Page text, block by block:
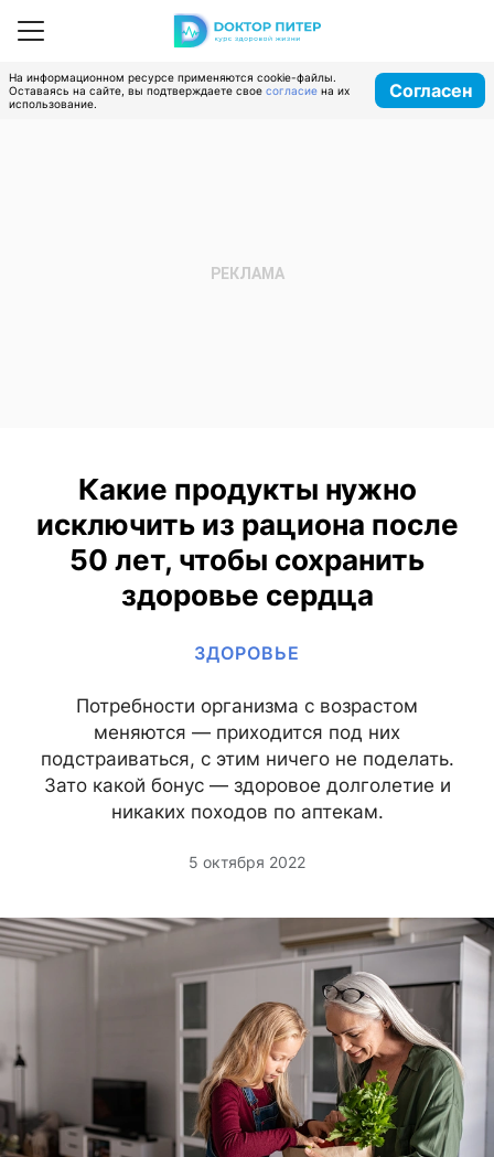
На информационном ресурсе применяются cookie-файлы.
Оставаясь на сайте, вы подтверждаете свое согласие на их
использование.
Согласен
Какие продукты нужно
исключить из рациона после
50 лет, чтобы сохранить
здоровье сердца
ЗДОРОВЬЕ
Потребности организма с возрастом
меняются — приходится под них
подстраиваться, с этим ничего не поделать.
Зато какой бонус — здоровое долголетие и
никаких походов по аптекам.
5 октября 2022